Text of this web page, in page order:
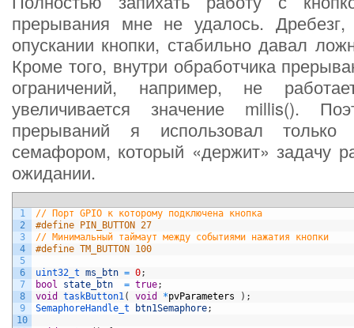
прерывания мне не удалось.
опускании кнопки, стабильно давал
Кроме того, внутри обработчика
ограничений, например, не
увеличивается значение millis().
прерываний я использовал только
семафором, который «держит» задачу
ожидании.
1
2
3
4
5
6
7
8
9
10
// Порт GPIO к которому подключена кнопка
#define PIN_BUTTON 27
// Минимальный таймаут между событиями нажатия кнопки
#define TM_BUTTON 100
uint32_t ms_btn = 0;
bool
state_btn = true;
void
taskButton1( void *pvParameters ) ;
SemaphoreHandle_t
btn1Semaphore;